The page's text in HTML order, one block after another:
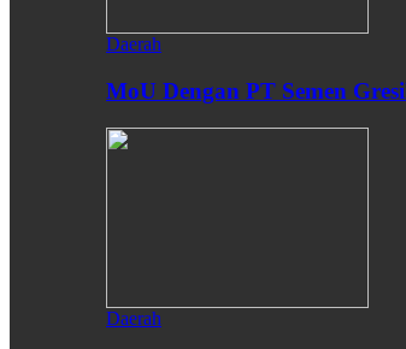
Daerah
MoU Dengan PT Semen
Daerah